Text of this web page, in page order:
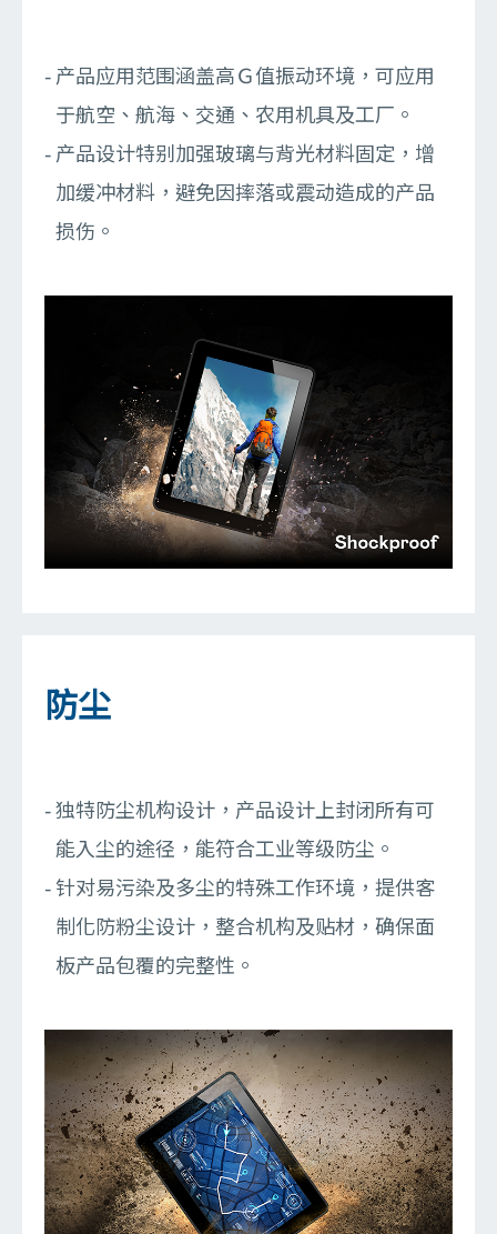
产品应用范围涵盖高Ｇ值振动环境，可应用
于航空、航海、交通、农用机具及工厂。
产品设计特别加强玻璃与背光材料固定，增
加缓冲材料，避免因摔落或震动造成的产品
损伤。
防尘
独特防尘机构设计，产品设计上封闭所有可
能入尘的途径，能符合工业等级防尘。
针对易污染及多尘的特殊工作环境，提供客
制化防粉尘设计，整合机构及贴材，确保面
板产品包覆的完整性。